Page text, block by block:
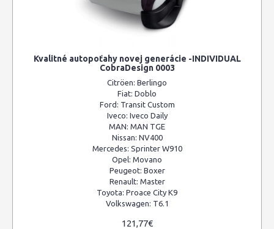
Kvalitné autopoťahy novej generácie -INDIVIDUAL
CobraDesign 0003
Citröen: Berlingo
Fiat: Doblo
Ford: Transit Custom
Iveco: Iveco Daily
MAN: MAN TGE
Nissan: NV400
Mercedes: Sprinter W910
Opel: Movano
Peugeot: Boxer
Renault: Master
Toyota: Proace City K9
Volkswagen: T6.1
121,77€